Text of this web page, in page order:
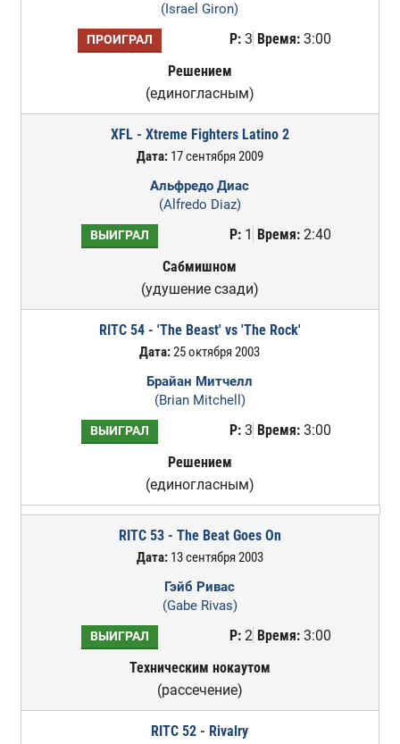
(Israel Giron)
ПРОИГРАЛ Р:3 Время:3:00
Решением
(единогласным)
XFL - Xtreme Fighters Latino 2
Дата:17 сентября 2009
Альфредо Диас
(Alfredo Diaz)
ВЫИГРАЛ Р:1 Время:2:40
Сабмишном
(удушение сзади)
RITC 54 - 'The Beast' vs 'The Rock'
Дата:25 октября 2003
Брайан Митчелл
(Brian Mitchell)
ВЫИГРАЛ Р:3 Время:3:00
Решением
(единогласным)
RITC 53 - The Beat Goes On
Дата:13 сентября 2003
Гэйб Ривас
(Gabe Rivas)
ВЫИГРАЛ Р:2 Время:3:00
Техническим нокаутом
(рассечение)
RITC 52 - Rivalry